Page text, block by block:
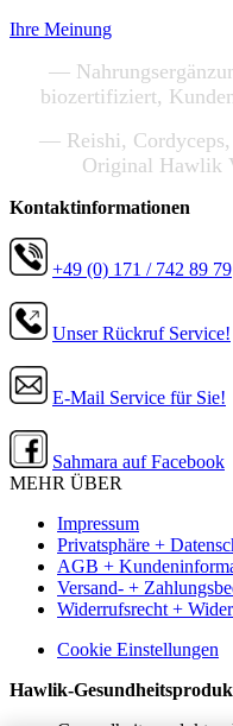
Ihre Meinung
—
biozertifiziert,
— Reishi,
Original Hawlik
Kontaktinformationen
+49 (0) 171 / 742 89 79
Unser Rückruf Service!
E-Mail Service für Sie!
Sahmara auf Facebook
MEHR ÜBER
Impressum
Privatsphäre +
AGB +
Versand- +
Widerrufsrecht +
Cookie Einstellungen
Hawlik-